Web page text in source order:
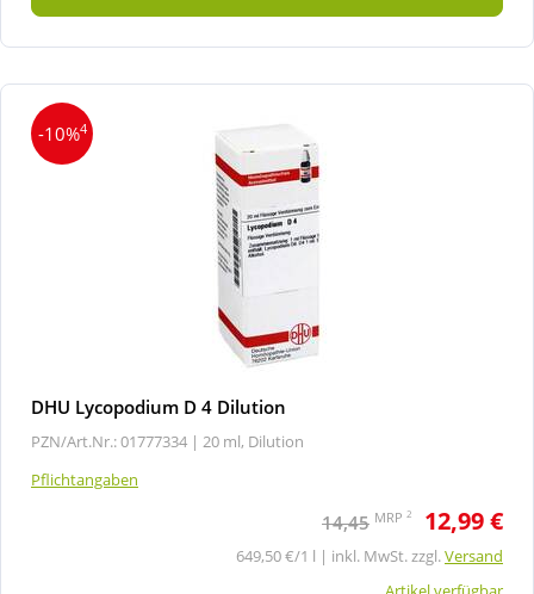
-10%4
DHU Lycopodium D 4 Dilution
PZN/Art.Nr.: 01777334 | 20 ml, Dilution
Pflichtangaben
14,45 MRP 2 12,99 €
649,50 €/1 l | inkl. MwSt. zzgl.Versand